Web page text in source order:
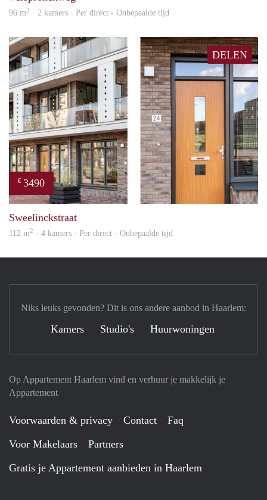
96 m2 · 2 kamers · Per direct - Onbepaalde tijd
DELEN
€ 3490
Sweelinckstraat
112 m2 · 4 kamers · Per direct - Onbepaalde tijd
Op Appartement Haarlem vind en verhuur je makkelijk je
Appartement
Voorwaarden & privacy Contact
Faq
Voor Makelaars
Partners
Gratis je Appartement aanbieden in Haarlem
Niks leuks gevonden? Dit is ons andere aanbod in Haarlem:
Kamers Studio's Huurwoningen